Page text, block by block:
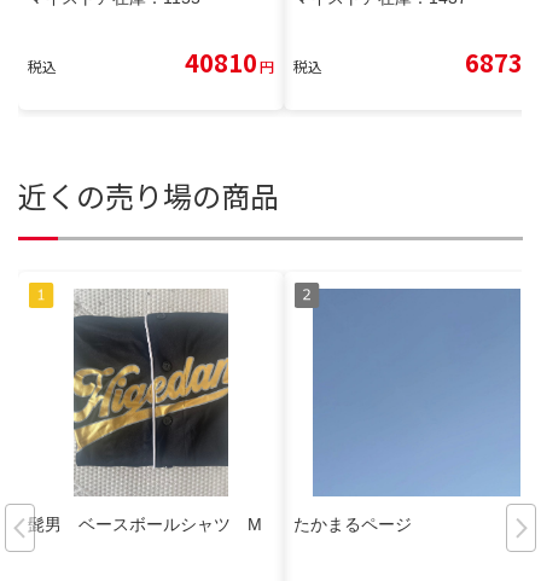
税込 40810円 税込 6873
近くの売り場の商品
髭男 ベースボールシャツ M たかまるページ